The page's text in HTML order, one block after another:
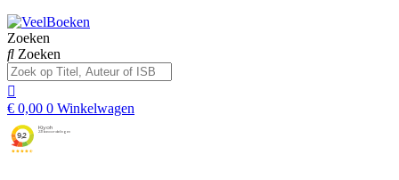
Zoeken
Zoeken
€ 0,00 0 Winkelwagen